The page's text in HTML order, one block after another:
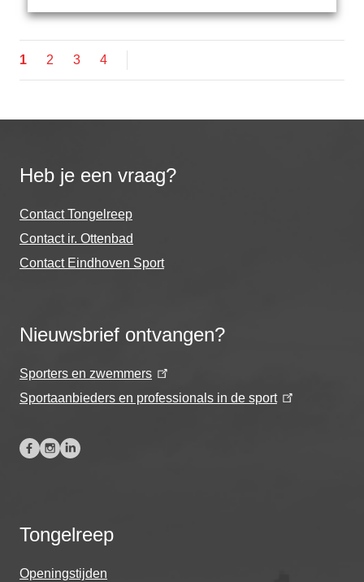
Pagina
1 Pagina
2 Pagina
3 Pagina
4
Heb je een vraag?
Contact Tongelreep
Contact ir. Ottenbad
Contact Eindhoven Sport
Nieuwsbrief ontvangen?
Sporters en zwemmers
Sportaanbieders en professionals in de sport
Tongelreep
Openingstijden